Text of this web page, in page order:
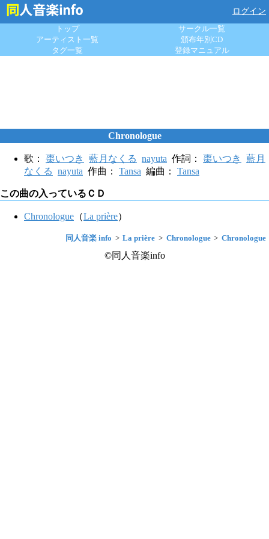
ログイン
トップ
サークル一覧
アーティスト一覧
頒布年別CD
タグ一覧
登録マニュアル
Chronologue
歌： 棗いつき 藍月なくる nayuta 作詞： 棗いつき
藍月
なくる nayuta 作曲： Tansa 編曲： Tansa
この曲の入っているＣＤ
Chronologue （La prière）
同人音楽 info La prière Chronologue Chronologue
©同人音楽info